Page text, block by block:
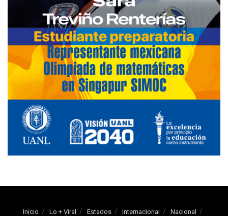
Inicio Lo + Viral Estados Internacional Nacional